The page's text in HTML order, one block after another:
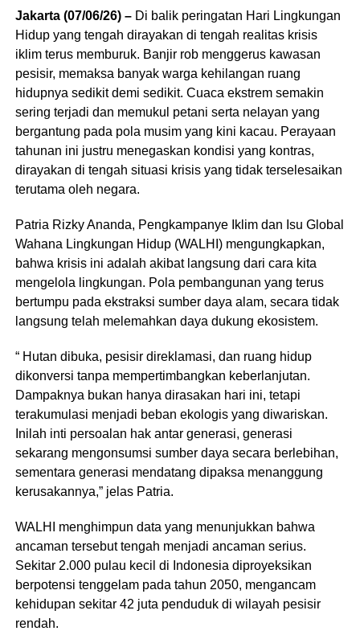
Jakarta (07/06/26) –Di balik peringatan Hari Lingkungan
Hidup yang tengah dirayakan di tengah realitas krisis
iklim terus memburuk. Banjir rob menggerus kawasan
pesisir, memaksa banyak warga kehilangan ruang
hidupnya sedikit demi sedikit. Cuaca ekstrem semakin
sering terjadi dan memukul petani serta nelayan yang
bergantung pada pola musim yang kini kacau. Perayaan
tahunan ini justru menegaskan kondisi yang kontras,
dirayakan di tengah situasi krisis yang tidak terselesaikan
terutama oleh negara.
Patria Rizky Ananda, Pengkampanye Iklim dan Isu Global
Wahana Lingkungan Hidup (WALHI) mengungkapkan,
bahwa krisis ini adalah akibat langsung dari cara kita
mengelola lingkungan. Pola pembangunan yang terus
bertumpu pada ekstraksi sumber daya alam, secara tidak
langsung telah melemahkan daya dukung ekosistem.
“ Hutan dibuka, pesisir direklamasi, dan ruang hidup
dikonversi tanpa mempertimbangkan keberlanjutan.
Dampaknya bukan hanya dirasakan hari ini, tetapi
terakumulasi menjadi beban ekologis yang diwariskan.
Inilah inti persoalan hak antar generasi, generasi
sekarang mengonsumsi sumber daya secara berlebihan,
sementara generasi mendatang dipaksa menanggung
kerusakannya,” jelas Patria.
WALHI menghimpun data yang menunjukkan bahwa
ancaman tersebut tengah menjadi ancaman serius.
Sekitar 2.000 pulau kecil di Indonesia diproyeksikan
berpotensi tenggelam pada tahun 2050, mengancam
kehidupan sekitar 42 juta penduduk di wilayah pesisir
rendah.